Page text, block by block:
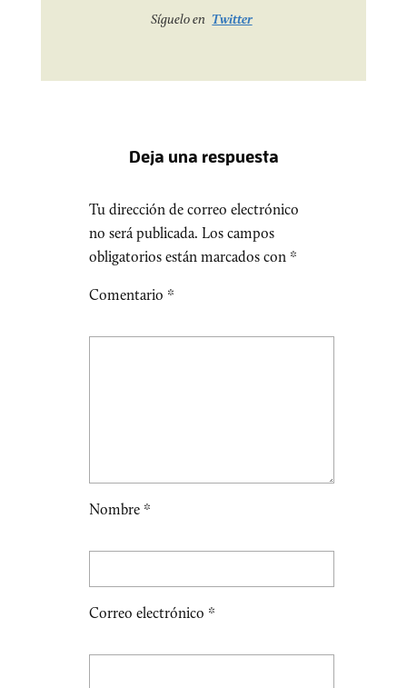
Síguelo en Twitter
Deja una respuesta
Tu dirección de correo electrónico
no será publicada. Los campos
obligatorios están marcados con *
Comentario *
Nombre *
Correo electrónico *